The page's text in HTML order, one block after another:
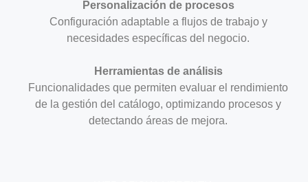
Personalización de procesos
Configuración adaptable a flujos de trabajo y
necesidades específicas del negocio.
Herramientas de análisis
Funcionalidades que permiten evaluar el rendimiento
de la gestión del catálogo, optimizando procesos y
detectando áreas de mejora.